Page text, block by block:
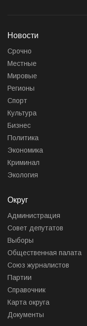
Новости
Срочно
Местные
Мировые
Регионы
Спорт
Культура
Бизнес
Политика
Экономика
Криминал
Экология
Округ
Администрация
Совет депутатов
Выборы
Общественная палата
Союз журналистов
Партии
Справочник
Карта округа
Документы